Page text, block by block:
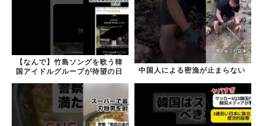
【なんで】竹島ソングを歌う韓
国アイドルグループが待望の日
中国人による密漁が止まらない